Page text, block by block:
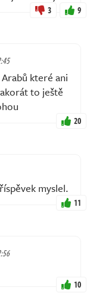
3 9
které ani
to ještě
20
myslel.
11
10